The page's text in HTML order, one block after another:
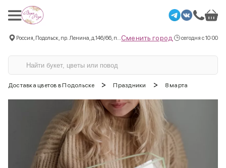
Сменить город сегодня с 10:00
Доставка цветов в Подольске > Праздники > 8 марта